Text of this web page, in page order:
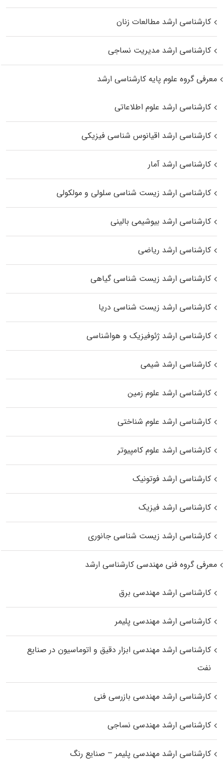
کارشناسی ارشد مطالعات زنان
کارشناسی ارشد مدیریت نساجی
معرفی گروه علوم پایه کارشناسی ارشد
کارشناسی ارشد علوم اطلاعاتی
کارشناسی ارشد اقیانوس‌ شناسی فیزیکی
کارشناسی ارشد آمار
کارشناسی ارشد زیست شناسی سلولی و مولکولی
کارشناسی ارشد بیوشیمی بالینی
کارشناسی ارشد ریاضی
کارشناسی ارشد زیست‌ شناسی گیاهی
کارشناسی ارشد زیست‌ شناسی دریا
کارشناسی ارشد ژئوفیزیک و هواشناسی
کارشناسی ارشد شیمی
کارشناسی ارشد علوم زمین
کارشناسی ارشد علوم شناختی
کارشناسی ارشد علوم کامپیوتر
کارشناسی ارشد فوتونیک
کارشناسی ارشد فیزیک
کارشناسی ارشد زیست‌ شناسی جانوری
معرفی گروه فنی مهندسی کارشناسی ارشد
کارشناسی ارشد مهندسی برق
کارشناسی ارشد مهندسی پلیمر
کارشناسی ارشد مهندسی ابزار دقیق و اتوماسیون در صنایع
نفت
کارشناسی ارشد مهندسی بازرسی فنی
کارشناسی ارشد مهندسی نساجی
کارشناسی ارشد مهندسی پلیمر – صنایع رنگ